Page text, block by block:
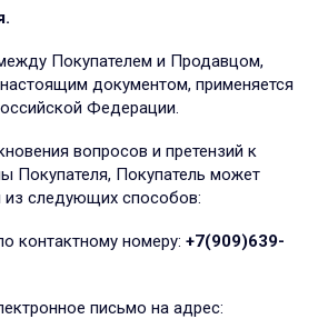
Покупателем и Продавцом,
документом, применяется
Федерации.
вопросов и претензий к
Покупателя, Покупатель может
из следующих способов:
контактному номеру: +7(909)639-
письмо на адрес: